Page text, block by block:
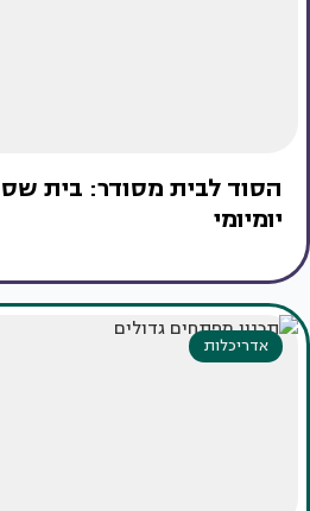
הסוד לבית מסודר: בית
יומיומי
אדריכלות